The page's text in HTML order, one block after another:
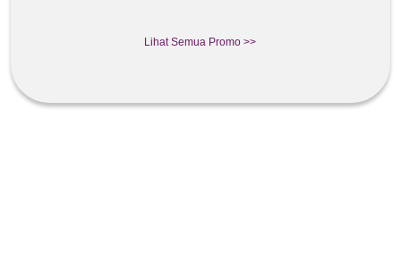
Lihat Semua Promo >>